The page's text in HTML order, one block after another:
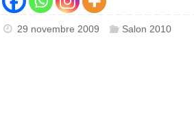
29 novembre 2009 Salon 2010